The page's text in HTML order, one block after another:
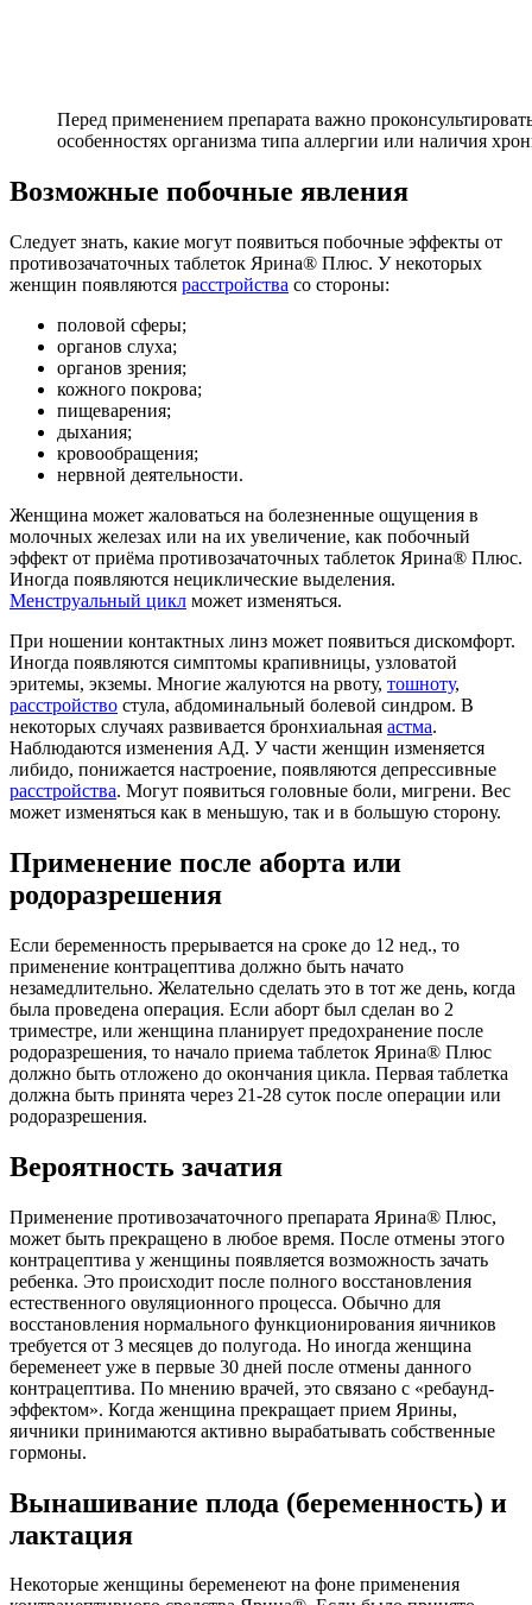
Перед применением препарата важно
особенностях организма типа аллергии или наличия
Возможные побочные явления
Следует знать, какие могут появиться побочные эффекты от
противозачаточных таблеток Ярина® Плюс. У некоторых
женщин появляются расстройства со стороны:
половой сферы;
органов слуха;
органов зрения;
кожного покрова;
пищеварения;
дыхания;
кровообращения;
нервной деятельности.
Женщина может жаловаться на болезненные ощущения в
молочных железах или на их увеличение, как побочный
эффект от приёма противозачаточных таблеток Ярина® Плюс.
Иногда появляются нециклические выделения.
Менструальный цикл может изменяться.
При ношении контактных линз может появиться дискомфорт.
Иногда появляются симптомы крапивницы, узловатой
эритемы, экземы. Многие жалуются на рвоту, тошноту,
расстройство стула, абдоминальный болевой синдром. В
некоторых случаях развивается бронхиальная астма.
Наблюдаются изменения АД. У части женщин изменяется
либидо, понижается настроение, появляются депрессивные
расстройства. Могут появиться головные боли, мигрени. Вес
может изменяться как в меньшую, так и в большую сторону.
Применение после аборта или
родоразрешения
Если беременность прерывается на сроке до 12 нед., то
применение контрацептива должно быть начато
незамедлительно. Желательно сделать это в тот же день, когда
была проведена операция. Если аборт был сделан во 2
триместре, или женщина планирует предохранение после
родоразрешения, то начало приема таблеток Ярина® Плюс
должно быть отложено до окончания цикла. Первая таблетка
должна быть принята через 21-28 суток после операции или
родоразрешения.
Вероятность зачатия
Применение противозачаточного препарата Ярина® Плюс,
может быть прекращено в любое время. После отмены этого
контрацептива у женщины появляется возможность зачать
ребенка. Это происходит после полного восстановления
естественного овуляционного процесса. Обычно для
восстановления нормального функционирования яичников
требуется от 3 месяцев до полугода. Но иногда женщина
беременеет уже в первые 30 дней после отмены данного
контрацептива. По мнению врачей, это связано с «ребаунд-
эффектом». Когда женщина прекращает прием Ярины,
яичники принимаются активно вырабатывать собственные
гормоны.
Вынашивание плода (беременность) и
лактация
Некоторые женщины беременеют на фоне применения